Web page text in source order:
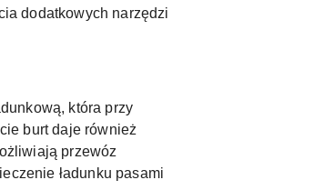
dodatkowych narzędzi
która przy
burt daje również
przewóz
ładunku pasami